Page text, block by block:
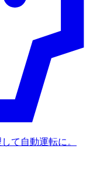
て自動運転に。